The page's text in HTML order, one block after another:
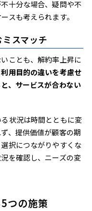
十分な場合、疑問や不
スも考えられます。
スマッチ
ことも、解約率上昇に
用目的の違いを考慮せ
、サービスが合わない
状況は時間とともに変
、提供価値が顧客の期
択につながりやすくな
を確認し、ニーズの変
つの施策